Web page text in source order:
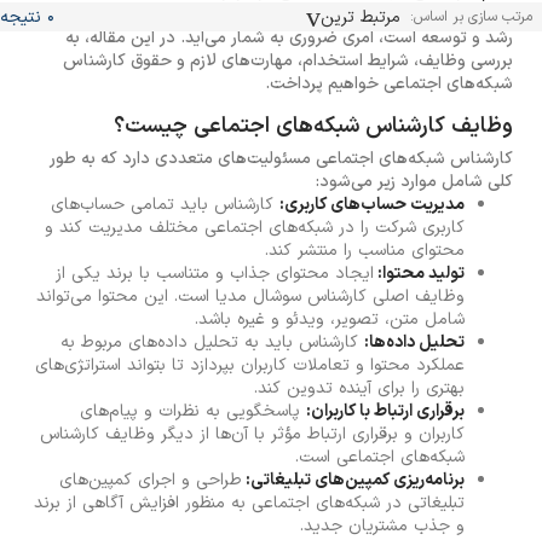
مرتب سازی بر اساس: مرتبط ترین 0 نتیجه
اجتماعی یا کارشناس سوشال مدیا برای هر کسب‌وکاری که به دنبال
رشد و توسعه است، امری ضروری به شمار می‌آید. در این مقاله، به
بررسی وظایف، شرایط استخدام، مهارت‌های لازم و حقوق کارشناس
شبکه‌های اجتماعی خواهیم پرداخت.
وظایف کارشناس شبکه‌های اجتماعی چیست؟
کارشناس شبکه‌های اجتماعی مسئولیت‌های متعددی دارد که به طور
کلی شامل موارد زیر می‌شود:
مدیریت حساب‌های کاربری: کارشناس باید تمامی حساب‌های
کاربری شرکت را در شبکه‌های اجتماعی مختلف مدیریت کند و
محتوای مناسب را منتشر کند.
تولید محتوا: ایجاد محتوای جذاب و متناسب با برند یکی از
وظایف اصلی کارشناس سوشال مدیا است. این محتوا می‌تواند
شامل متن، تصویر، ویدئو و غیره باشد.
تحلیل داده‌ها: کارشناس باید به تحلیل داده‌های مربوط به
عملکرد محتوا و تعاملات کاربران بپردازد تا بتواند استراتژی‌های
بهتری را برای آینده تدوین کند.
برقراری ارتباط با کاربران: پاسخگویی به نظرات و پیام‌های
کاربران و برقراری ارتباط مؤثر با آن‌ها از دیگر وظایف کارشناس
شبکه‌های اجتماعی است.
برنامه‌ریزی کمپین‌های تبلیغاتی: طراحی و اجرای کمپین‌های
تبلیغاتی در شبکه‌های اجتماعی به منظور افزایش آگاهی از برند
و جذب مشتریان جدید.